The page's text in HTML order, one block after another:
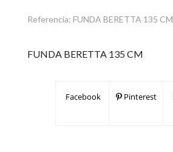
Referencia: FUNDA BERETTA 135 CM
FUNDA BERETTA 135 CM
Facebook Pinterest